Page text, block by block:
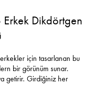
Dikdörtgen
için tasarlanan bu
bir görünüm sunar.
getirir. Girdiğiniz her